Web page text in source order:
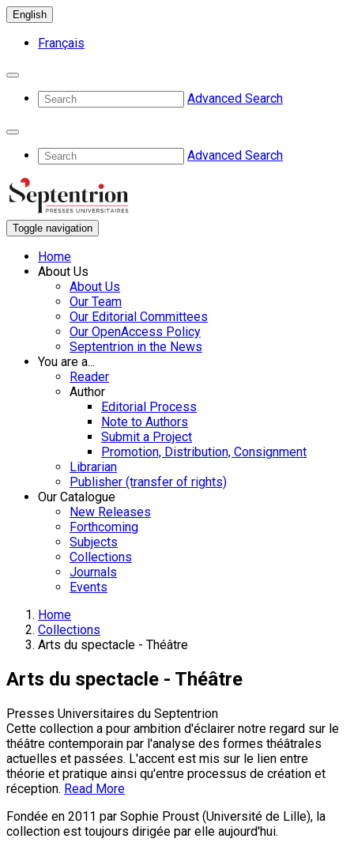
English
Français
Advanced Search
Advanced Search
Toggle navigation
Home
About Us
About Us
Our Team
Our Editorial Committees
Our OpenAccess Policy
Septentrion in the News
You are a...
Reader
Author
Editorial Process
Note to Authors
Submit a Project
Promotion, Distribution, Consignment
Librarian
Publisher (transfer of rights)
Our Catalogue
New Releases
Forthcoming
Subjects
Collections
Journals
Events
Home
Collections
Arts du spectacle - Théâtre
Arts du spectacle - Théâtre
Presses Universitaires du Septentrion
Cette collection a pour ambition d'éclairer notre regard sur le
théâtre contemporain par l'analyse des formes théâtrales
actuelles et passées. L'accent est mis sur le lien entre
théorie et pratique ainsi qu'entre processus de création et
réception. Read More
Fondée en 2011 par Sophie Proust (Université de Lille), la
collection est toujours dirigée par elle aujourd'hui.